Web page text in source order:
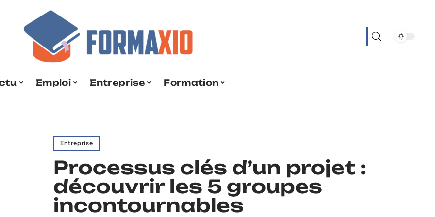
Emploi Entreprise Formation
Entreprise
Processus clés d’un projet :
découvrir les 5 groupes
incontournables